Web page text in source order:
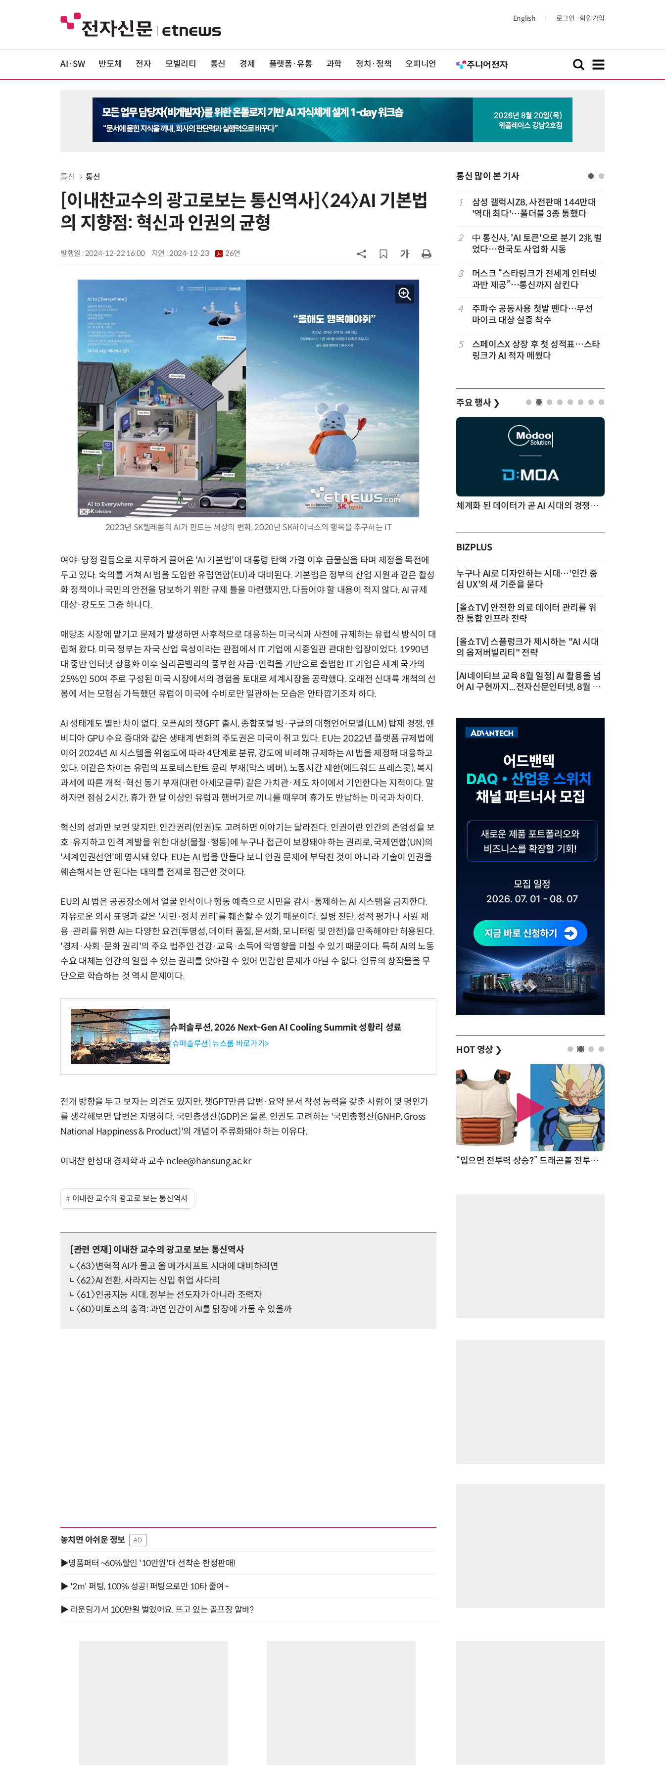
English 로그인 회원가입
AI·SW 반도체 전자 모빌리티 통신 경제 플랫폼·유통 과학 정치·정책 오피니언
통신 통신
[이내찬교수의 광고로보는 통신역사]〈24〉AI 기본법
의 지향점: 혁신과 인권의 균형
발행일 : 2024-12-22 16:00 지면 :2024-12-23 26면
2023년 SK텔레콤의 AI가 만드는 세상의 변화, 2020년 SK하이닉스의 행복을 추구하는 IT
여야·당정 갈등으로 지루하게 끌어온 'AI 기본법'이 대통령 탄핵 가결 이후 급물살을 타며 제정을 목전에
두고 있다. 숙의를 거쳐 AI 법을 도입한 유럽연합(EU)과 대비된다. 기본법은 정부의 산업 지원과 같은 활성
화 정책이나 국민의 안전을 담보하기 위한 규제 틀을 마련했지만, 다듬어야 할 내용이 적지 않다. AI 규제
대상·강도도 그중 하나다.
애당초 시장에 맡기고 문제가 발생하면 사후적으로 대응하는 미국식과 사전에 규제하는 유럽식 방식이 대
립해 왔다. 미국 정부는 자국 산업 육성이라는 관점에서 IT 기업에 시종일관 관대한 입장이었다. 1990년
대 중반 인터넷 상용화 이후 실리콘밸리의 풍부한 자금·인력을 기반으로 출범한 IT 기업은 세계 국가의
25%인 50여 주로 구성된 미국 시장에서의 경험을 토대로 세계시장을 공략했다. 오래전 신대륙 개척의 선
봉에 서는 모험심 가득했던 유럽이 미국에 수비로만 일관하는 모습은 안타깝기조차 하다.
AI 생태계도 별반 차이 없다. 오픈AI의 챗GPT 출시, 종합포털 빙·구글의 대형언어모델(LLM) 탑재 경쟁, 엔
비디아 GPU 수요 증대와 같은 생태계 변화의 주도권은 미국이 쥐고 있다. EU는 2022년 플랫폼 규제법에
이어 2024년 AI 시스템을 위험도에 따라 4단계로 분류, 강도에 비례해 규제하는 AI 법을 제정해 대응하고
있다. 이같은 차이는 유럽의 프로테스탄트 윤리 부재(막스 베버), 노동시간 제한(에드워드 프레스콧), 복지
과세에 따른 개척·혁신 동기 부재(대런 아세모글루) 같은 가치관·제도 차이에서 기인한다는 지적이다. 말
하자면 점심 2시간, 휴가 한 달 이상인 유럽과 햄버거로 끼니를 때우며 휴가도 반납하는 미국과 차이다.
혁신의 성과만 보면 맞지만, 인간권리(인권)도 고려하면 이야기는 달라진다. 인권이란 인간의 존엄성을 보
호·유지하고 인격 계발을 위한 대상(물질·행동)에 누구나 접근이 보장돼야 하는 권리로, 국제연합(UN)의
'세계인권선언'에 명시돼 있다. EU는 AI 법을 만들다 보니 인권 문제에 부닥친 것이 아니라 기술이 인권을
훼손해서는 안 된다는 대의를 전제로 접근한 것이다.
EU의 AI 법은 공공장소에서 얼굴 인식이나 행동 예측으로 시민을 감시·통제하는 AI 시스템을 금지한다.
자유로운 의사 표명과 같은 '시민·정치 권리'를 훼손할 수 있기 때문이다. 질병 진단, 성적 평가나 사원 채
용·관리를 위한 AI는 다양한 요건(투명성, 데이터 품질, 문서화, 모니터링 및 안전)을 만족해야만 허용된다.
'경제·사회·문화 권리'의 주요 법주인 건강·교육·소득에 악영향을 미칠 수 있기 때문이다. 특히 AI의 노동
수요 대체는 인간의 일할 수 있는 권리를 앗아갈 수 있어 민감한 문제가 아닐 수 없다. 인류의 창작물을 무
단으로 학습하는 것 역시 문제이다.
슈퍼솔루션, 2026 Next-Gen AI Cooling Summit 성황리 성료
[슈퍼솔루션] 뉴스룸 바로가기>
전개 방향을 두고 보자는 의견도 있지만, 챗GPT만큼 답변·요약 문서 작성 능력을 갖춘 사람이 몇 명인가
를 생각해보면 답변은 자명하다. 국민총생산(GDP)은 물론, 인권도 고려하는 '국민총행산(GNHP, Gross
National Happiness & Product)'의 개념이 주류화돼야 하는 이유다.
이내찬 한성대 경제학과 교수 nclee@hansung.ac.kr
이내찬 교수의 광고로 보는 통신역사
[관련 연재]
이내찬 교수의 광고로 보는 통신역사
〈63〉변혁적 AI가 몰고 올 메가시프트 시대에 대비하려면
〈62〉AI 전환, 사라지는 신입 취업 사다리
〈61〉인공지능 시대, 정부는 선도자가 아니라 조력자
〈60〉미토스의 충격: 과연 인간이 AI를 닭장에 가둘 수 있을까
놓치면 아쉬운 정보 AD
▶명품퍼터 ~60%할인 '10만원'대 선착순 한정판매!
▶ '2m' 퍼팅, 100% 성공! 퍼팅으로만 10타 줄여~
▶ 라운딩가서 100만원 벌었어요. 뜨고 있는 골프장 알바?
통신 많이 본 기사
6
중고폰 안심 인증 50곳 돌파…고객
원…개발자 90%에 無수수료
올해 600억 투입
개인방송 플랫폼, 음악 권리자 보상
1
삼성 갤럭시Z8, 사전판매 144만대
'역대 최다'…폴더블 3종 통했다
2
中 통신사, 'AI 토큰'으로 분기 2兆 벌
었다…한국도 사업화 시동
3
머스크 “스타링크가 전세계 인터넷
과반 제공”…통신까지 삼킨다
4
주파수 공동사용 첫발 뗀다…무선
마이크 대상 실증 착수
5
스페이스X 상장 후 첫 성적표…스타
링크가 AI 적자 메웠다
주요 행사 ❯
AI Native Enterprise를 지원하는 AI Ready Data 플랫폼 활용 전략 체계화 된 데이터가 곧 AI 시대의 경쟁력이다
BIZPLUS
누구나 AI로 디자인하는 시대…'인간 중
심 UX'의 새 기준을 묻다
[올쇼TV] 안전한 의료 데이터 관리를 위
한 통합 인프라 전략
[올쇼TV] 스플렁크가 제시하는 "AI 시대
의 옵저버빌리티" 전략
[AI네이티브 교육 8월 일정] AI 활용을 넘
어 AI 구현까지...전자신문인터넷, 8월 실
HOT 영상 ❯
“입으면 전투력 상승?” 드래곤볼 전투복 닮은 중량조끼